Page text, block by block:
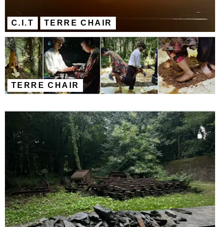
TERRE CHAIR
C.I.T
TERRE CHAIR